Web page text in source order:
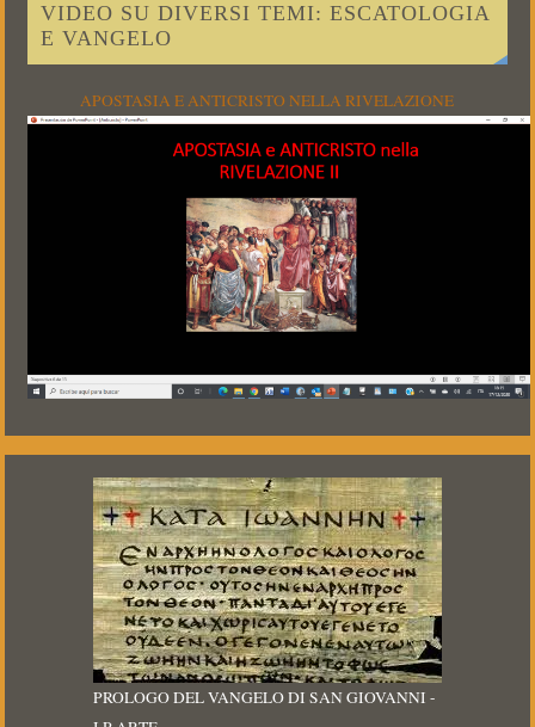
VIDEO SU DIVERSI TEMI: ESCATOLOGIA
E VANGELO
APOSTASIA E ANTICRISTO NELLA RIVELAZIONE
PROLOGO DEL VANGELO DI SAN GIOVANNI -